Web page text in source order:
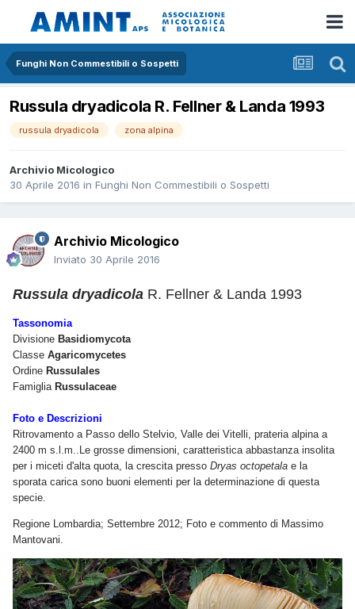
Funghi Non Commestibili o Sospetti
Russula dryadicola R. Fellner & Landa 1993
russula dryadicola zona alpina
Archivio Micologico
30 Aprile 2016 in Funghi Non Commestibili o Sospetti
Archivio Micologico
Inviato 30 Aprile 2016
Russula dryadicola R. Fellner & Landa 1993
Tassonomia
Divisione Basidiomycota
Classe Agaricomycetes
Ordine Russulales
Famiglia Russulaceae
Foto e Descrizioni
Ritrovamento a Passo dello Stelvio, Valle dei Vitelli, prateria alpina a
2400 m s.l.m..Le grosse dimensioni, caratteristica abbastanza insolita
per i miceti d'alta quota, la crescita presso Dryas octopetala e la
sporata carica sono buoni elementi per la determinazione di questa
specie.
Regione Lombardia; Settembre 2012; Foto e commento di Massimo
Mantovani.